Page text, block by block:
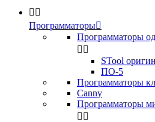
 
Программаторы
Программаторы
 
STool
ПО-5
Программаторы
Canny
Программаторы
 